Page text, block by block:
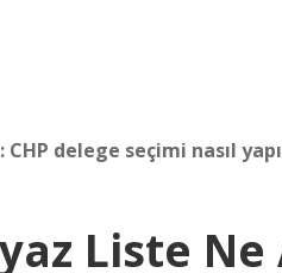
CHP delege seçimi nasıl
Liste